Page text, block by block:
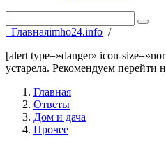
Главнаяimho24.info /
[alert type=»danger» icon-
устарела. Рекомендуем перейти
Главная
Ответы
Дом и дача
Прочее